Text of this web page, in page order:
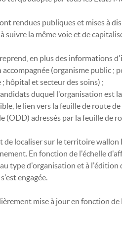
rendues publiques et mises à
suivre la même voie et de
en plus des informations
(organisme public ;
hôpital et secteur des soins) ;
duquel l'organisation est
le lien vers la feuille de route
(ODD) adressés par la feuille de
de localiser sur le territoire wallon
En fonction de l'échelle
type d'organisation et à l'édition
engagée.
mise à jour en fonction